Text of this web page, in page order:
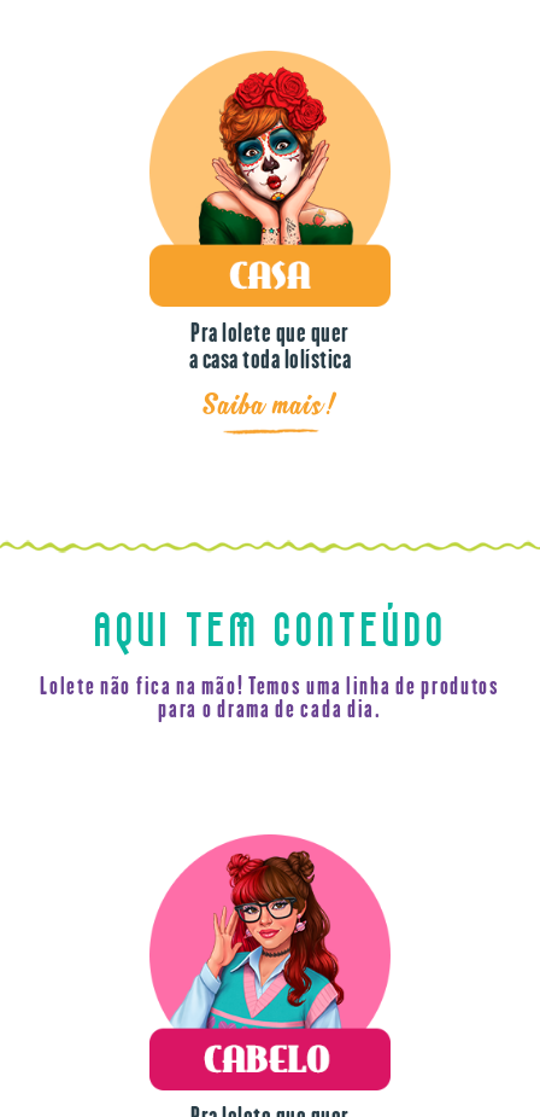
Pra lolete que quer
a casa toda lolística
Saiba mais!
AQUI TEM CONTEÚDO
Lolete não fica na mão! Temos uma linha de produtos
para o drama de cada dia.